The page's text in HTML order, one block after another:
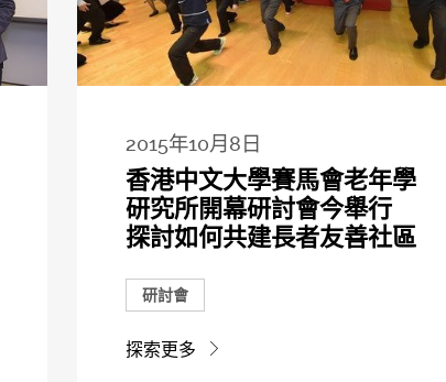
2015年10月8日
香港中文大學賽馬會老年學
研究所開幕研討會今舉行
探討如何共建長者友善社區
研討會
探索更多